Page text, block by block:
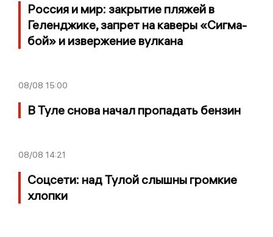
Россия и мир: закрытие пляжей в
Геленджике, запрет на каверы «Сигма-
бой» и извержение вулкана
08/08 15:00
В Туле снова начал пропадать бензин
08/08 14:21
Соцсети: над Тулой слышны громкие
хлопки